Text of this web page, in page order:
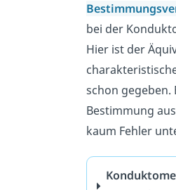
bei der
Hier ist der
schon gegeben.
Bestimmung
kaum Fehler